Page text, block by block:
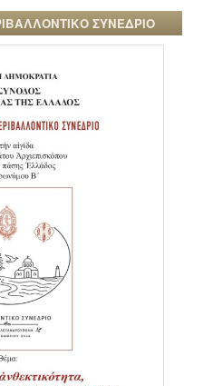
ΣΥΝΕΔΡΙΟ